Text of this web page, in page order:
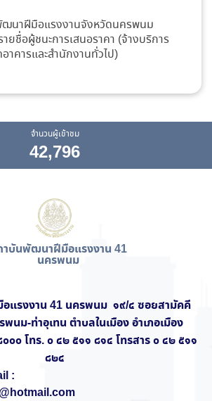
นาฝีมือแรงงานจังหวัดนครพนม
ายชื่อผู้ชนะการเสนอราคา (จ้างบริการ
าคารและสำนักงานทั่วไป)
จำนวนผู้เข้าชม
42,796
บันพัฒนาฝีมือแรงงาน 41
นครพนม
แรงงาน 41 นครพนม ๑๙/๔ ซอยสามัคคี
นม-ท่าอุเทน ตำบลในเมือง อำเภอเมือง
๐ โทร. ๐ ๔๒ ๕๑๑ ๘๑๔ โทรสาร ๐ ๔๒ ๕๑๑
๘๒๔
: